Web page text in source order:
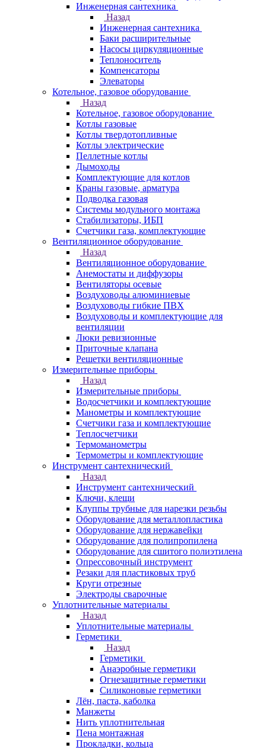
Инженерная сантехника
Назад
Инженерная сантехника
Баки расширительные
Насосы циркуляционные
Теплоноситель
Компенсаторы
Элеваторы
Котельное, газовое оборудование
Назад
Котельное, газовое оборудование
Котлы газовые
Котлы твердотопливные
Котлы электрические
Пеллетные котлы
Дымоходы
Комплектующие для котлов
Краны газовые, арматура
Подводка газовая
Системы модульного монтажа
Стабилизаторы, ИБП
Счетчики газа, комплектующие
Вентиляционное оборудование
Назад
Вентиляционное оборудование
Анемостаты и диффузоры
Вентиляторы осевые
Воздуховоды алюминиевые
Воздуховоды гибкие ПВХ
Воздуховоды и комплектующие для
вентиляции
Люки ревизионные
Приточные клапана
Решетки вентиляционные
Измерительные приборы
Назад
Измерительные приборы
Водосчетчики и комплектующие
Манометры и комплектующие
Счетчики газа и комплектующие
Теплосчетчики
Термоманометры
Термометры и комплектующие
Инструмент сантехнический
Назад
Инструмент сантехнический
Ключи, клещи
Клуппы трубные для нарезки резьбы
Оборудование для металлопластика
Оборудование для нержавейки
Оборудование для полипропилена
Оборудование для сшитого полиэтилена
Опрессовочный инструмент
Резаки для пластиковых труб
Круги отрезные
Электроды сварочные
Уплотнительные материалы
Назад
Уплотнительные материалы
Герметики
Назад
Герметики
Анаэробные герметики
Огнезащитные герметики
Силиконовые герметики
Лён, паста, каболка
Манжеты
Нить уплотнительная
Пена монтажная
Прокладки, кольца